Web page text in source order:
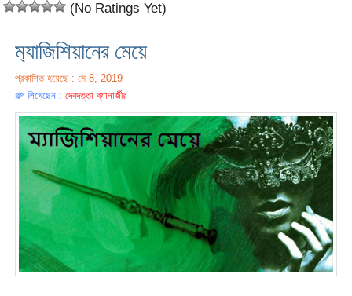
(No Ratings Yet)
ম‍্যাজিশিয়ানের মেয়ে
প্রকাশিত হয়েছে : মে 8, 2019
গল্প লিখেছেন :দেবদত্তা ব্যানার্জীর